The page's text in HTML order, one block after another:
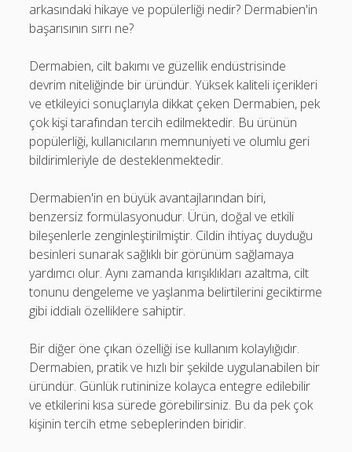
arkasındaki hikaye ve popülerliği nedir? Dermabien'in
başarısının sırrı ne?
Dermabien, cilt bakımı ve güzellik endüstrisinde
devrim niteliğinde bir üründür. Yüksek kaliteli içerikleri
ve etkileyici sonuçlarıyla dikkat çeken Dermabien, pek
çok kişi tarafından tercih edilmektedir. Bu ürünün
popülerliği, kullanıcıların memnuniyeti ve olumlu geri
bildirimleriyle de desteklenmektedir.
Dermabien'in en büyük avantajlarından biri,
benzersiz formülasyonudur. Ürün, doğal ve etkili
bileşenlerle zenginleştirilmiştir. Cildin ihtiyaç duyduğu
besinleri sunarak sağlıklı bir görünüm sağlamaya
yardımcı olur. Aynı zamanda kırışıklıkları azaltma, cilt
tonunu dengeleme ve yaşlanma belirtilerini geciktirme
gibi iddialı özelliklere sahiptir.
Bir diğer öne çıkan özelliği ise kullanım kolaylığıdır.
Dermabien, pratik ve hızlı bir şekilde uygulanabilen bir
üründür. Günlük rutininize kolayca entegre edilebilir
ve etkilerini kısa sürede görebilirsiniz. Bu da pek çok
kişinin tercih etme sebeplerinden biridir.